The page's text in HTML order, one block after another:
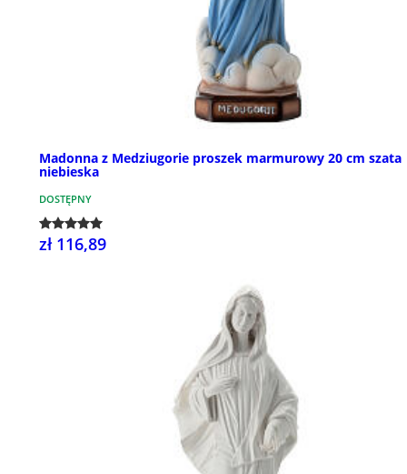
Madonna z Medziugorie proszek marmurowy 20 cm szata
niebieska
DOSTĘPNY
zł 116,89